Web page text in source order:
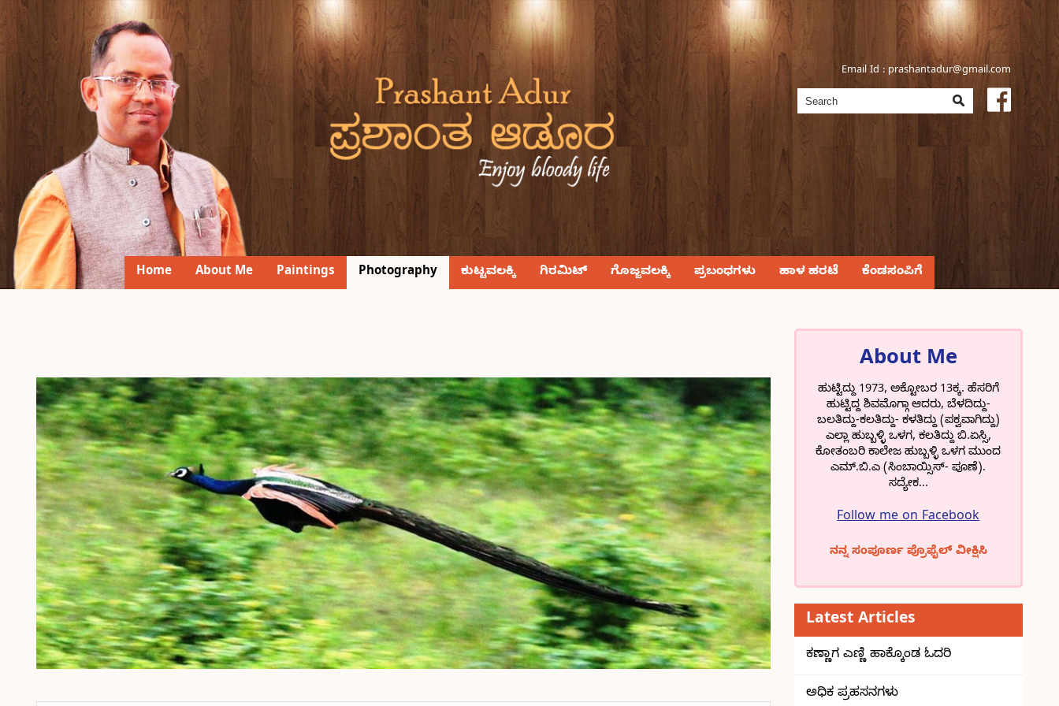
Email Id : prashantadur@gmail.com
Home About Me Paintings Photography ಕುಟ್ಟವಲಕ್ಕಿ ಗಿರಮಿಟ್ ಗೊಜ್ಜವಲಕ್ಕಿ ಪ್ರಬಂಧಗಳು ಹಾಳ ಹರಟೆ ಕೆಂಡಸಂಪಿಗೆ
About Me
ಹುಟ್ಟಿದ್ದು 1973, ಅಕ್ಟೋಬರ 13ಕ್ಕ. ಹೆಸರಿಗೆ
ಹುಟ್ಟಿದ್ದ ಶಿವಮೊಗ್ಗಾ ಆದರು, ಬೆಳದಿದ್ದು-
ಬಲತಿದ್ದು-ಕಲತಿದ್ದು- ಕಳತಿದ್ದು (ಪಕ್ವವಾಗಿದ್ದು)
ಎಲ್ಲಾ ಹುಬ್ಬಳ್ಳಿ ಒಳಗ, ಕಲತಿದ್ದು ಬಿ.ಏಸ್ಸಿ,
ಕೋತಂಬರಿ ಕಾಲೇಜ ಹುಬ್ಬಳ್ಳಿ ಒಳಗ ಮುಂದ
ಎಮ್.ಬಿ.ಎ (ಸಿಂಬಾಯ್ಸಿಸ್- ಪೂಣೆ).
ಸದ್ಯೇಕ...
Follow me on Facebook
ನನ್ನ ಸಂಪೂರ್ಣ ಪ್ರೊಫೈಲ್ ವೀಕ್ಷಿಸಿ
Latest Articles
ಕಣ್ಣಾಗ ಎಣ್ಣಿ ಹಾಕ್ಕೊಂಡ ಓದರಿ
ಅಧಿಕ ಪ್ರಹಸನಗಳು